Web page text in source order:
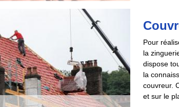
Pour
la
dispose
la
couvreur.
et sur le